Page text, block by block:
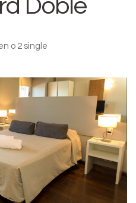
Doble
o 2 single